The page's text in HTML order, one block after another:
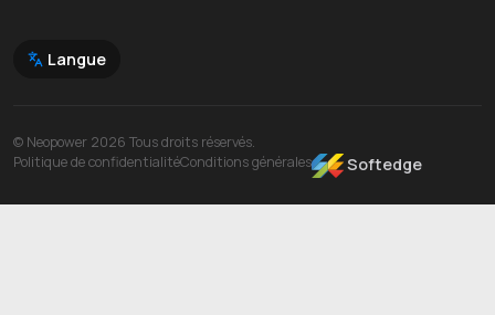
Langue
© Neopower 2026 Tous droits réservés.
Politique de confidentialitéConditions générales Softedge